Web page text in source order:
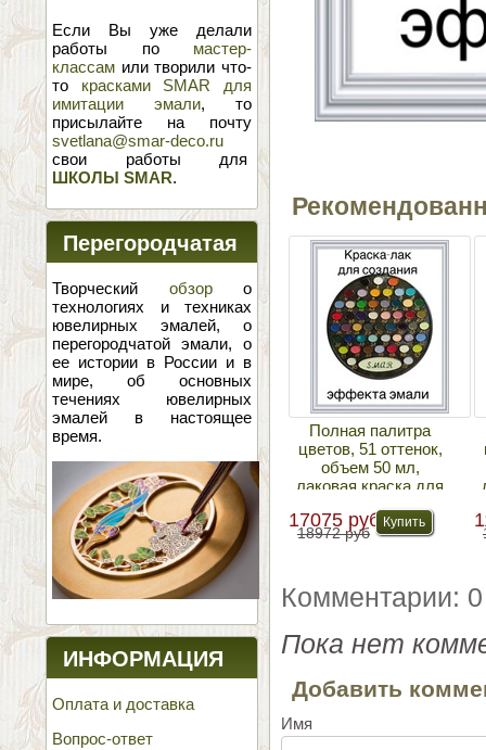
Если Вы уже делали
работы по мастер-
классам или творили что-
то красками SMAR для
имитации эмали, то
присылайте на почту
svetlana@smar-deco.ru
свои работы для
ШКОЛЫ SMAR.
Перегородчатая
эмаль
Творческий обзоро
технологиях и техниках
ювелирных эмалей, о
перегородчатой эмали, о
ее истории в России и в
мире, об основных
течениях ювелирных
эмалей в настоящее
время.
ИНФОРМАЦИЯ
Оплата и доставка
Вопрос-ответ
Полная палитра
цветов, 51 оттенок,
объем 50 мл,
лаковая краска для
17075 руб
18972 руб
Комментарии: 0
Пока нет
Добавить
Имя